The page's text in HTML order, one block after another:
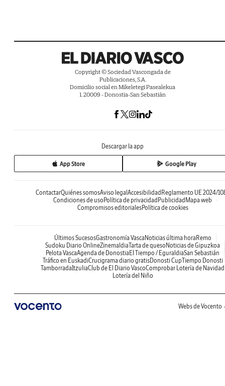
Copyright © Sociedad Vascongada de
Publicaciones, S.A.
Domicilio social en Mikeletegi Pasealekua
1. 20009 - Donostia-San Sebastián
Descargar la app
App Store Google Play
ContactarQuiénes somosAviso legal Accesibilidad Reglamento UE 2024/
Condiciones de uso Política de privacidad Publicidad Mapa web
Compromisos editorialesPolítica de cookies
Últimos SucesosGastronomía Vasca Noticias última hora Remo
Sudoku Diario OnlineZinemaldiaTarta de queso Noticias de Gipuzkoa
Pelota VascaAgenda de Donostia El Tiempo / EguraldiaSan Sebastián
Tráfico en EuskadiCrucigrama diario gratisDonosti CupTiempo Donosti
TamborradaItzuliaClub de El Diario VascoComprobar Lotería de Navidad
Lotería del Niño
Webs de Vocento